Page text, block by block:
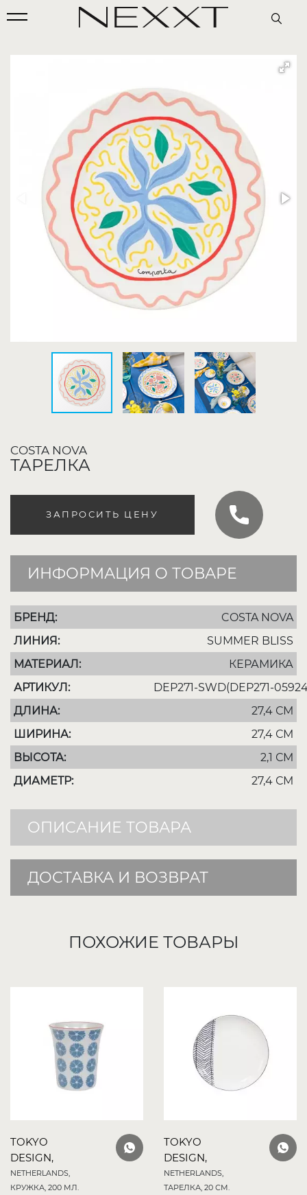
COSTA NOVA
ТАРЕЛКА
ЗАПРОСИТЬ ЦЕНУ
ИНФОРМАЦИЯ О ТОВАРЕ
БРЕНД:
COSTA NOVA
ЛИНИЯ:
SUMMER BLISS
МАТЕРИАЛ:
КЕРАМИКА
АРТИКУЛ:
DEP271-SWD(DEP271-
ДЛИНА:
27,4 СМ
ШИРИНА:
27,4 СМ
ВЫСОТА:
2,1 СМ
ДИАМЕТР:
27,4 СМ
ОПИСАНИЕ ТОВАРА
ДОСТАВКА И ВОЗВРАТ
ПОХОЖИЕ ТОВАРЫ
TOKYO
DESIGN,
NETHERLANDS,
КРУЖКА, 200 МЛ.
TOKYO
DESIGN,
NETHERLANDS,
ТАРЕЛКА, 20 СМ.